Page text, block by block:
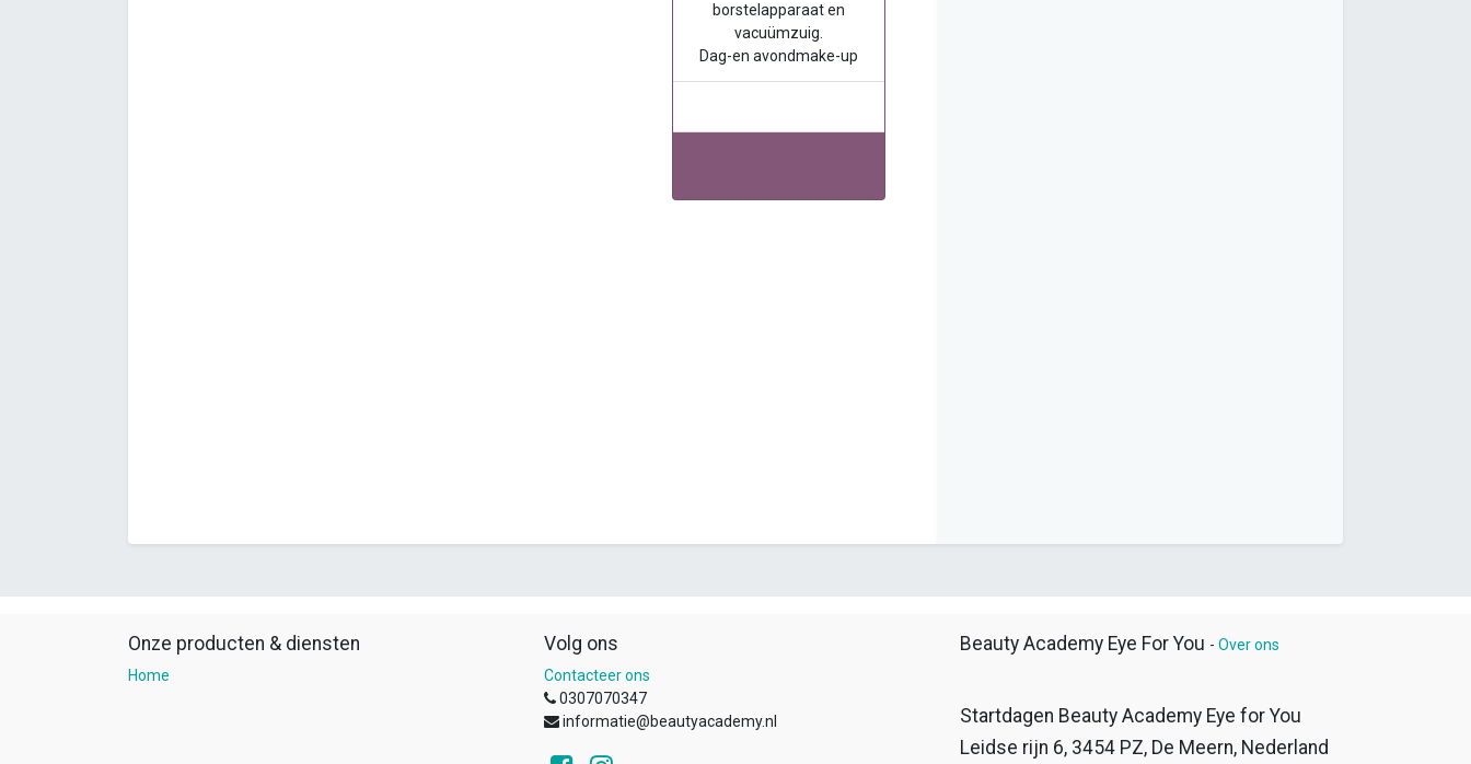
borstelapparaat en
vacuümzuig.
Dag-en avondmake-up
Onze producten & diensten
Home
Volg ons
Contacteer ons
0307070347
informatie@beautyacademy.nl
Beauty Academy Eye For You - Over ons
Startdagen Beauty Academy Eye for You
Leidse rijn 6, 3454 PZ, De Meern, Nederland